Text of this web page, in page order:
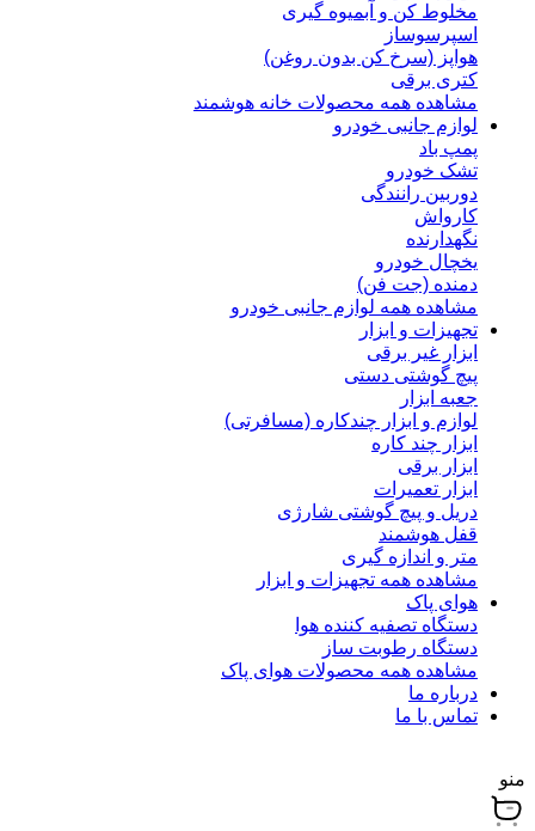
مخلوط کن و آبمیوه گیری
اسپرسوساز
هواپز (سرخ کن بدون روغن)
کتری برقی
مشاهده همه محصولات خانه هوشمند
لوازم جانبی خودرو
پمپ باد
تشک خودرو
دوربین رانندگی
کارواش
نگهدارنده
یخچال خودرو
دمنده (جت فن)
مشاهده همه لوازم جانبی خودرو
تجهیزات و ابزار
ابزار غیر برقی
پیچ گوشتی دستی
جعبه ابزار
لوازم و ابزار چندکاره (مسافرتی)
ابزار چند کاره
ابزار برقی
ابزار تعمیرات
دریل و پیچ گوشتی شارژی
قفل هوشمند
متر و اندازه گیری
مشاهده همه تجهیزات و ابزار
هوای پاک
دستگاه تصفیه کننده هوا
دستگاه رطوبت ساز
مشاهده همه محصولات هوای پاک
درباره ما
تماس با ما
منو